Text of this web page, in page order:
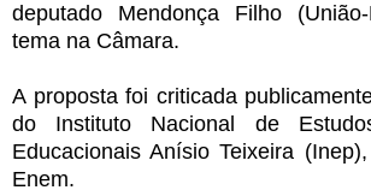
deputado Mendonça Filho
tema na Câmara.
A proposta foi criticada
do Instituto Nacional de
Educacionais Anísio Teixeira
Enem.